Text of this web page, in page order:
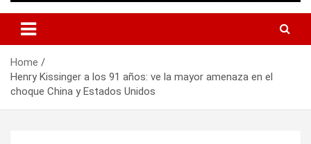
Home
Henry Kissinger a los 91 años: ve la mayor amenaza en el
choque China y Estados Unidos